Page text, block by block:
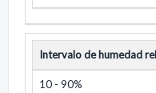
Intervalo de humedad
10 - 90%